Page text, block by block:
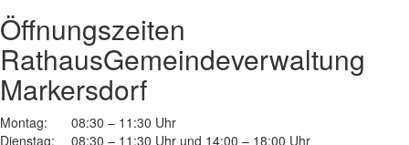
Öffnungszeiten
RathausGemeindeverwaltung
Markersdorf
Montag:
08:30 – 11:30 Uhr
Dienstag:
08:30 – 11:30 Uhr und 14:00 – 18:00 Uhr